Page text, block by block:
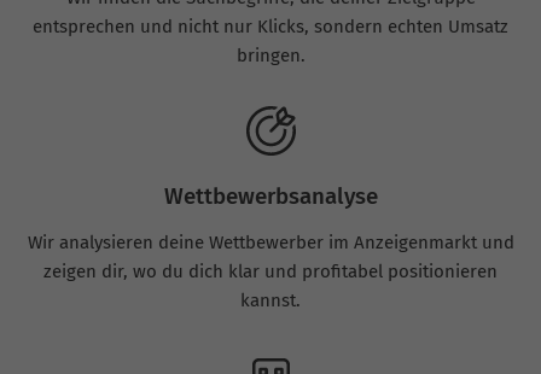
entsprechen und nicht nur Klicks, sondern echten Umsatz
bringen.
Wettbewerbsanalyse
Wir analysieren deine Wettbewerber im Anzeigenmarkt und
zeigen dir, wo du dich klar und profitabel positionieren
kannst.